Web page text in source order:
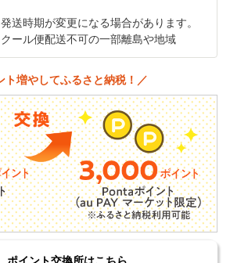
送時期が変更になる場合があります。
ール便配送不可の一部離島や地域
ト増やしてふるさと納税！／